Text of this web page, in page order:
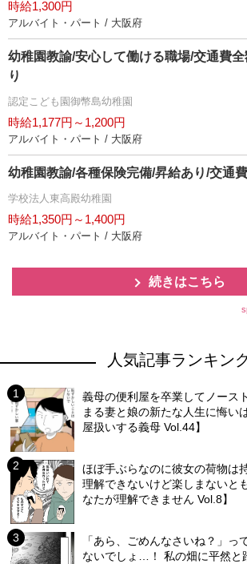
時給1,300円
アルバイト・パート / 大阪府
幼稚園教諭/安心して働ける職場/交通費
り
認定こども園御幣島幼稚園
時給1,177円～1,200円
アルバイト・パート / 大阪府
幼稚園教諭/各種保険完備/昇給あり/交通
学校法人東高殿幼稚園
時給1,350円～1,400円
アルバイト・パート / 大阪府
続きはこちら
人気記事ランキン
義母の便利屋を卒業してノース
まる妻と娘の新たな人生に悔い
屋扱いする義母 Vol.44】
ほぼ手ぶらなのに彼女の荷物は
理解できないけど楽しまないと
なたが理解できません Vol.8】
「あら、ごめんなさいね？」っ
ないでしょ…！ 私の畑に平然